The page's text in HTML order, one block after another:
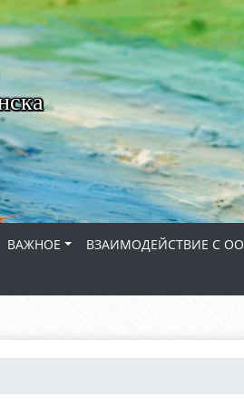
ВАЖНОЕ ВЗАИМОДЕЙСТВИЕ С ОО